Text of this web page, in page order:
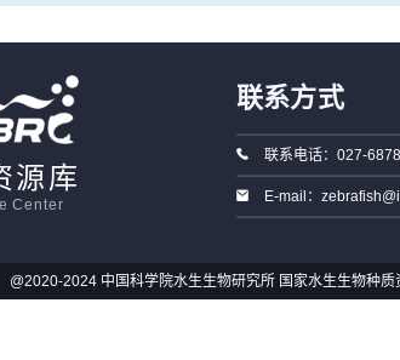
源库
Center
联系方式
联系电话：027-
E-mail：
@2020-2024 中国科学院水生生物研究所 国家水生生物种质